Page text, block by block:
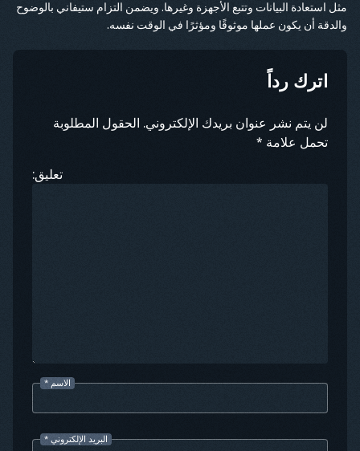
مثل استعادة البيانات وتتبع الأجهزة وغيرها. ويضمن التزام ستيفاني بالوضوح
والدقة أن يكون عملها موثوقًا ومؤثرًا في الوقت نفسه.
اترك رداً
لن يتم نشر عنوان بريدك الإلكتروني. الحقول المطلوبة
تحمل علامة *
تعليق:
الاسم *
البريد الإلكتروني *